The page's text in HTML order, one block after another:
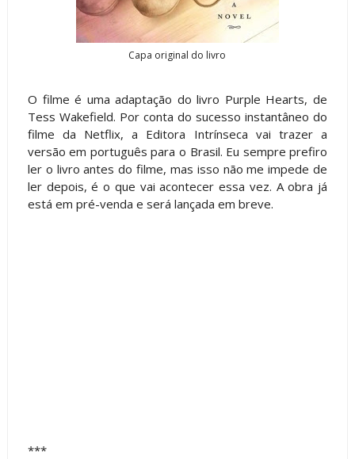
Capa original do livro
O filme é uma adaptação do livro Purple Hearts, de
Tess Wakefield. Por conta do sucesso instantâneo do
filme da Netflix, a Editora Intrínseca vai trazer a
versão em português para o Brasil. Eu sempre prefiro
ler o livro antes do filme, mas isso não me impede de
ler depois, é o que vai acontecer essa vez. A obra já
está em pré-venda e será lançada em breve.
***